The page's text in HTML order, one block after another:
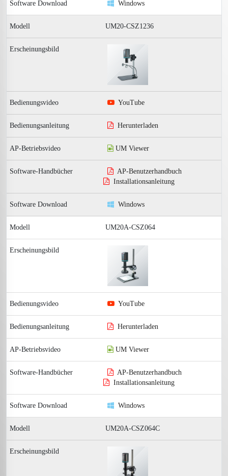
Windows
UM20-CSZ1236
YouTube
Herunterladen
UM Viewer
AP-Benutzerhandbuch
Installationsanleitung
Windows
UM20A-CSZ064
YouTube
Herunterladen
UM Viewer
AP-Benutzerhandbuch
Installationsanleitung
Windows
UM20A-CSZ064C